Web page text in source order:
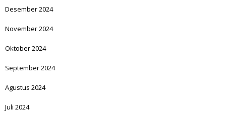
Desember 2024
November 2024
Oktober 2024
September 2024
Agustus 2024
Juli 2024